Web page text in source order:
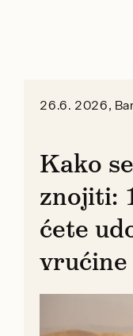
26.6. 2026,
Kako
znojiti:
ćete
vrućine